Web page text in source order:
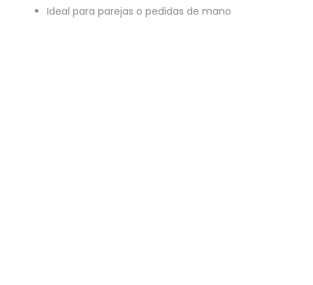
Ideal para parejas o pedidas de mano